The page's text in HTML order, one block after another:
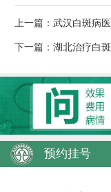
上一篇： 武汉白斑病
下一篇： 湖北治疗白
预约挂号